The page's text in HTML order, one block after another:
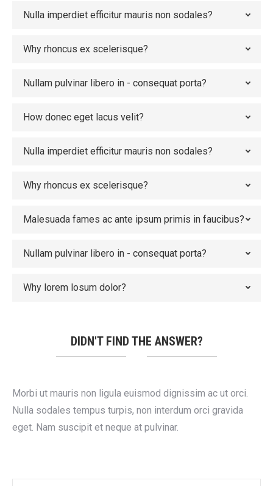
Nulla imperdiet efficitur mauris non sodales?
Why rhoncus ex scelerisque?
Nullam pulvinar libero in - consequat porta?
How donec eget lacus velit?
Nulla imperdiet efficitur mauris non sodales?
Why rhoncus ex scelerisque?
Malesuada fames ac ante ipsum primis in faucibus?
Nullam pulvinar libero in - consequat porta?
Why lorem losum dolor?
DIDN'T FIND THE ANSWER?
Morbi ut mauris non ligula euismod dignissim ac ut orci.
Nulla sodales tempus turpis, non interdum orci gravida
eget. Nam suscipit et neque at pulvinar.